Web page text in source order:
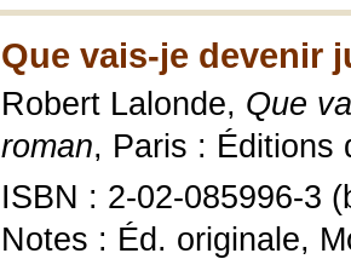
Que vais-je devenir
Robert Lalonde, Que
roman, Paris : Éditions
ISBN : 2-02-085996-3
Notes : Éd. originale,